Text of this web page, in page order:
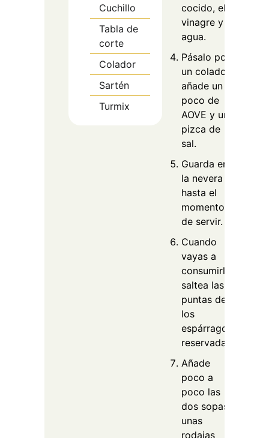
Cuchillo
Tabla de
corte
Colador
Sartén
Turmix
cocido, el
vinagre y el
agua.
Pásalo por
un colador,
añade un
poco de
AOVE y una
pizca de
sal.
Guarda en
la nevera
hasta el
momento
de servir.
Cuando
vayas a
consumirlo,
saltea las
puntas de
los
espárragos
reservadas.
Añade
poco a
poco las
dos sopas,
unas
rodajas